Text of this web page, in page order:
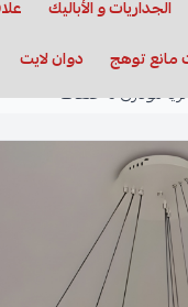
الجداريات و الأباليك
مانع توهج دوان لايت
ثريا مودرن 3 حلقات